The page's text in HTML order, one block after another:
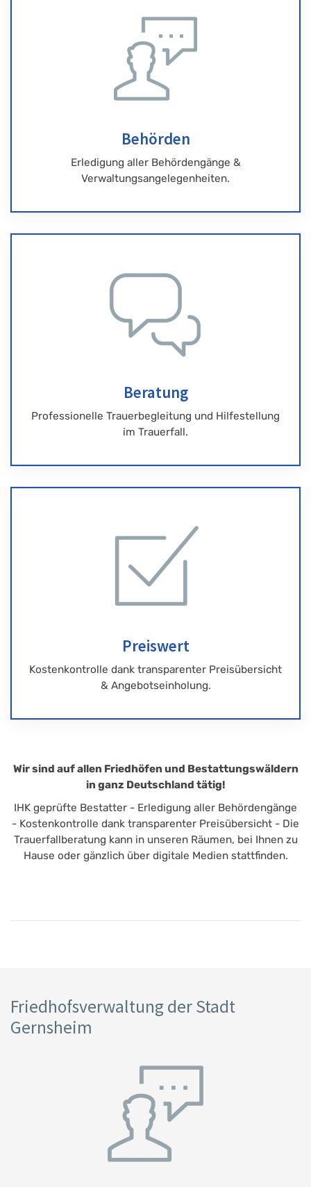
Behörden
Erledigung aller Behördengänge &
Verwaltungsangelegenheiten.
Beratung
Professionelle Trauerbegleitung und Hilfestellung
im Trauerfall.
Preiswert
Kostenkontrolle dank transparenter Preisübersicht
& Angebotseinholung.
Wir sind auf allen Friedhöfen und Bestattungswäldern
in ganz Deutschland tätig!
IHK geprüfte Bestatter - Erledigung aller Behördengänge
- Kostenkontrolle dank transparenter Preisübersicht - Die
Trauerfallberatung kann in unseren Räumen, bei Ihnen zu
Hause oder gänzlich über digitale Medien stattfinden.
Friedhofsverwaltung der Stadt
Gernsheim